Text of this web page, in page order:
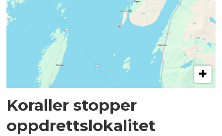
Koraller stopper
oppdrettslokalitet